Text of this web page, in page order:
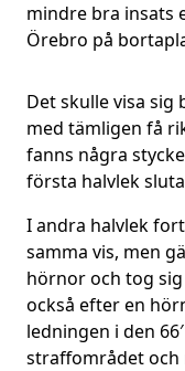
mindre bra insats
Örebro på
Det skulle visa sig
med tämligen få
fanns några
första halvlek
I andra halvlek
samma vis, men
hörnor och tog
också efter en
ledningen i den
straffområdet och